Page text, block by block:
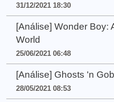
31/12/2021 18:30
[Análise] Wonder Boy:
World
25/06/2021 06:48
[Análise] Ghosts 'n
28/05/2021 08:53